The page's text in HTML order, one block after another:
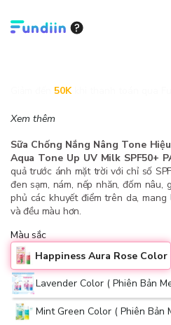
50K
Xem thêm
Sữa Chống Nắng Nâng Tone
Aqua Tone Up UV Milk SPF50+
quả trước ánh mặt trời với chỉ số
đen sạm, nám, nếp nhăn, đốm
phủ các khuyết điểm trên da,
và đều màu hơn.
Màu sắc
Happiness Aura Rose Color
Lavender Color ( Phiên Bản
Mint Green Color ( Phiên Bản